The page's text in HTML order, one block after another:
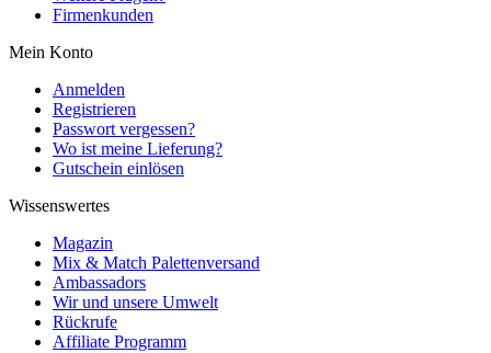
Firmenkunden
Mein Konto
Anmelden
Registrieren
Passwort vergessen?
Wo ist meine Lieferung?
Gutschein einlösen
Wissenswertes
Magazin
Mix & Match Palettenversand
Ambassadors
Wir und unsere Umwelt
Rückrufe
Affiliate Programm